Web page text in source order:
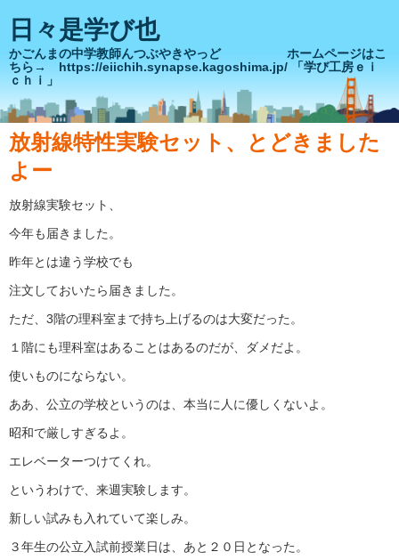
日々是学び也
かごんまの中学教師んつぶやきやっど ホームページはこ
ちら→ https://eiichih.synapse.kagoshima.jp/ 「学び工房ｅｉ
ｃｈｉ」
放射線特性実験セット、とどきました
よー
放射線実験セット、
今年も届きました。
昨年とは違う学校でも
注文しておいたら届きました。
ただ、3階の理科室まで持ち上げるのは大変だった。
１階にも理科室はあることはあるのだが、ダメだよ。
使いものにならない。
ああ、公立の学校というのは、本当に人に優しくないよ。
昭和で厳しすぎるよ。
エレベーターつけてくれ。
というわけで、来週実験します。
新しい試みも入れていて楽しみ。
３年生の公立入試前授業日は、あと２０日となった。